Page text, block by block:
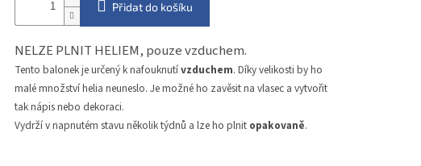
Přidat do košíku
NELZE PLNIT HELIEM, pouze vzduchem.
Tento balonek je určený k nafouknutívzduchem. Díky velikosti by ho
malé množství helia neuneslo. Je možné ho zavěsit na vlasec a vytvořit
tak nápis nebo dekoraci.
Vydrží v napnutém stavu několik týdnů a lze ho plnit opakovaně.